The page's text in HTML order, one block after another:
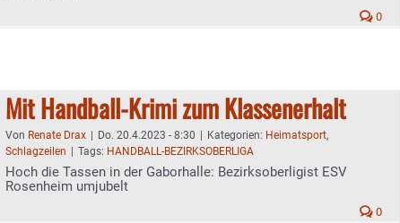
0
Mit Handball-Krimi zum Klassenerhalt
Von Renate Drax Do. 20.4.2023 - 8:30 Kategorien: Heimatsport,
Schlagzeilen
Tags: HANDBALL-BEZIRKSOBERLIGA
Hoch die Tassen in der Gaborhalle: Bezirksoberligist ESV
Rosenheim umjubelt
0